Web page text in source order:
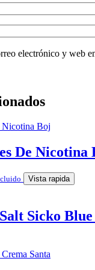
electrónico y web
De Nicotina
Vista rapida
Sicko